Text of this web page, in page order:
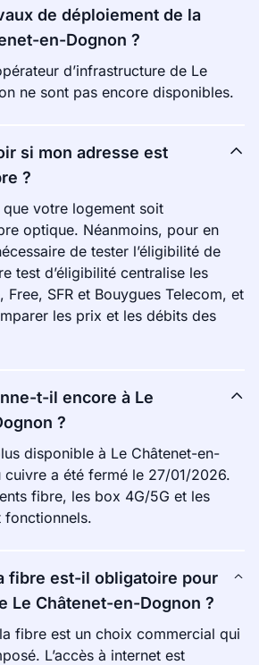
de déploiement de la
en-Dognon ?
d’infrastructure de Le
ne sont pas encore disponibles.
si mon adresse est
?
votre logement soit
optique. Néanmoins, pour en
de tester l’éligibilité de
test d’éligibilité centralise les
Free, SFR et Bouygues Telecom, et
les prix et les débits des
t-il encore à Le
?
disponible à Le Châtenet-en-
cuivre a été fermé le 27/01/2026.
fibre, les box 4G/5G et les
fonctionnels.
fibre est-il obligatoire pour
Le Châtenet-en-Dognon ?
fibre est un choix commercial qui
L’accès à internet est